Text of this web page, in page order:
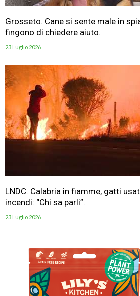
Grosseto. Cane si sente male in
fingono di chiedere aiuto.
23 Luglio 2026
LNDC. Calabria in fiamme, gatti
incendi: “Chi sa parli”.
23 Luglio 2026